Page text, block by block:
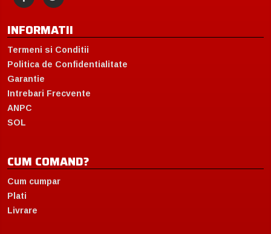
INFORMATII
Termeni si Conditii
Politica de Confidentialitate
Garantie
Intrebari Frecvente
ANPC
SOL
CUM COMAND?
Cum cumpar
Plati
Livrare